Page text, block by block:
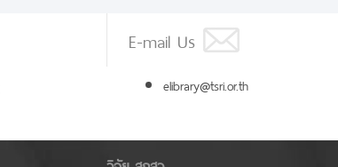
E-mail Us
elibrary@tsri.or.th